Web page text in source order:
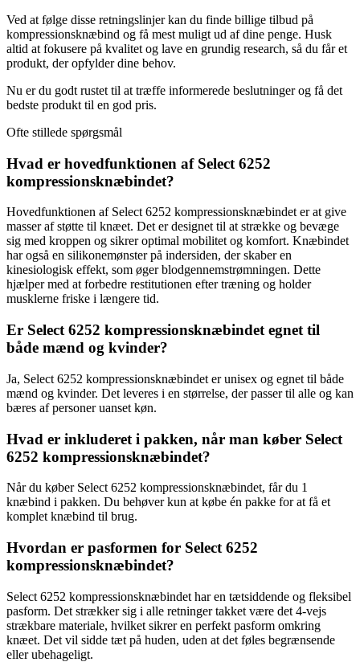
Ved at følge disse retningslinjer kan du finde billige tilbud på
kompressionsknæbind og få mest muligt ud af dine penge. Husk
altid at fokusere på kvalitet og lave en grundig research, så du får et
produkt, der opfylder dine behov.
Nu er du godt rustet til at træffe informerede beslutninger og få det
bedste produkt til en god pris.
Ofte stillede spørgsmål
Hvad er hovedfunktionen af Select 6252
kompressionsknæbindet?
Hovedfunktionen af Select 6252 kompressionsknæbindet er at give
masser af støtte til knæet. Det er designet til at strække og bevæge
sig med kroppen og sikrer optimal mobilitet og komfort. Knæbindet
har også en silikonemønster på indersiden, der skaber en
kinesiologisk effekt, som øger blodgennemstrømningen. Dette
hjælper med at forbedre restitutionen efter træning og holder
musklerne friske i længere tid.
Er Select 6252 kompressionsknæbindet egnet til
både mænd og kvinder?
Ja, Select 6252 kompressionsknæbindet er unisex og egnet til både
mænd og kvinder. Det leveres i en størrelse, der passer til alle og kan
bæres af personer uanset køn.
Hvad er inkluderet i pakken, når man køber Select
6252 kompressionsknæbindet?
Når du køber Select 6252 kompressionsknæbindet, får du 1
knæbind i pakken. Du behøver kun at købe én pakke for at få et
komplet knæbind til brug.
Hvordan er pasformen for Select 6252
kompressionsknæbindet?
Select 6252 kompressionsknæbindet har en tætsiddende og fleksibel
pasform. Det strækker sig i alle retninger takket være det 4-vejs
strækbare materiale, hvilket sikrer en perfekt pasform omkring
knæet. Det vil sidde tæt på huden, uden at det føles begrænsende
eller ubehageligt.